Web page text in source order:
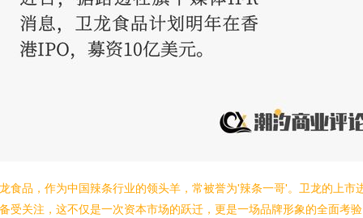
食品，作为中国辣条行业的领头羊，常被誉为'辣条一哥'。卫龙的上市
受关注，这不仅是一次资本市场的跃迁，更是一场品牌形象的全面考